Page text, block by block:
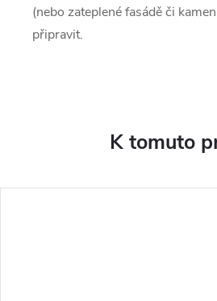
(nebo zateplené fasádě či
připravit.
K tomuto